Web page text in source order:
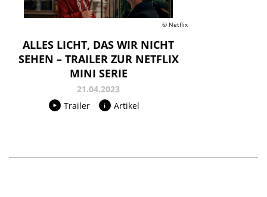
© Netflix
ALLES LICHT, DAS WIR NICHT
SEHEN – TRAILER ZUR NETFLIX
MINI SERIE
21.04.2023
Trailer
Artikel